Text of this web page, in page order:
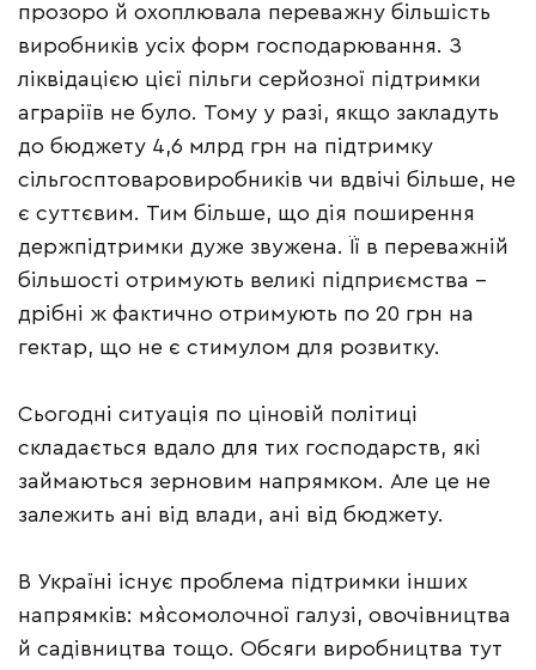
прозоро й охоплювала переважну більшість
виробників усіх форм господарювання. З
ліквідацією цієї пільги серйозної підтримки
аграріїв не було. Тому у разі, якщо закладуть
до бюджету 4,6 млрд грн на підтримку
сільгосптоваровиробників чи вдвічі більше, не
є суттєвим. Тим більше, що дія поширення
держпідтримки дуже звужена. Її в переважній
більшості отримують великі підприємства –
дрібні ж фактично отримують по 20 грн на
гектар, що не є стимулом для розвитку.
Сьогодні ситуація по ціновій політиці
складається вдало для тих господарств, які
займаються зерновим напрямком. Але це не
залежить ані від влади, ані від бюджету.
В Україні існує проблема підтримки інших
напрямків: м`ясомолочної галузі, овочівництва
й садівництва тощо. Обсяги виробництва тут